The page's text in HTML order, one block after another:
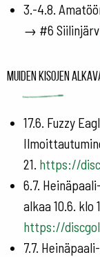
3.-4.8.
→ #6
Muiden kisojen
17.6. Fuzzy
21. https://
6.7.
alkaa 10.6. klo
https://
7.7.